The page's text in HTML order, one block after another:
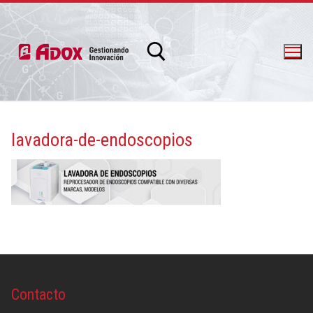
info@adox.com.ar whatsapp: 54 9 11 6230 2470
lavadora-de-endoscopios
Contacto